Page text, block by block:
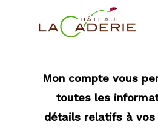
Mon compte vous
toutes les
détails relatifs à vos